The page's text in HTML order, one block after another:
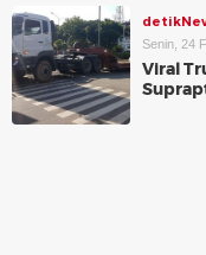
Senin, 24
Viral